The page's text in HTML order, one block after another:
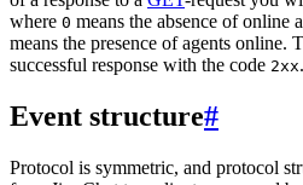
where 0 means the absence of online
means the presence of agents online.
successful response with the code 2xx.
Event structure#
Protocol is symmetric, and protocol